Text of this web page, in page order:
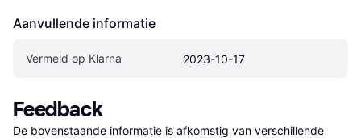
Aanvullende informatie
Vermeld op Klarna 2023-10-17
Feedback
De bovenstaande informatie is afkomstig van verschillende